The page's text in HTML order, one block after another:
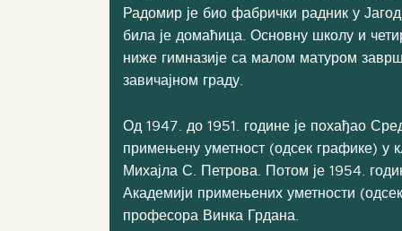
Радомир је био фабрички радник у
била је домаћица. Основну школу и
ниже гимназије са малом матуром
завичајном граду.
Од 1947. до 1951. године је похађао
примењену уметност (одсек графике) у
Михајла С. Петрова. Потом је 1954.
Академији примењених уметности
професора Винка Грдана.